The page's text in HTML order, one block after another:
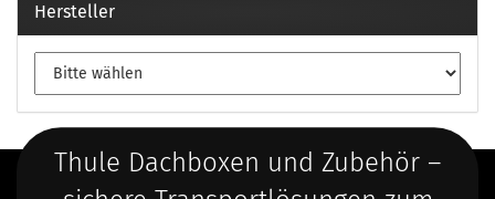
Hersteller
Thule Dachboxen und Zubehör –